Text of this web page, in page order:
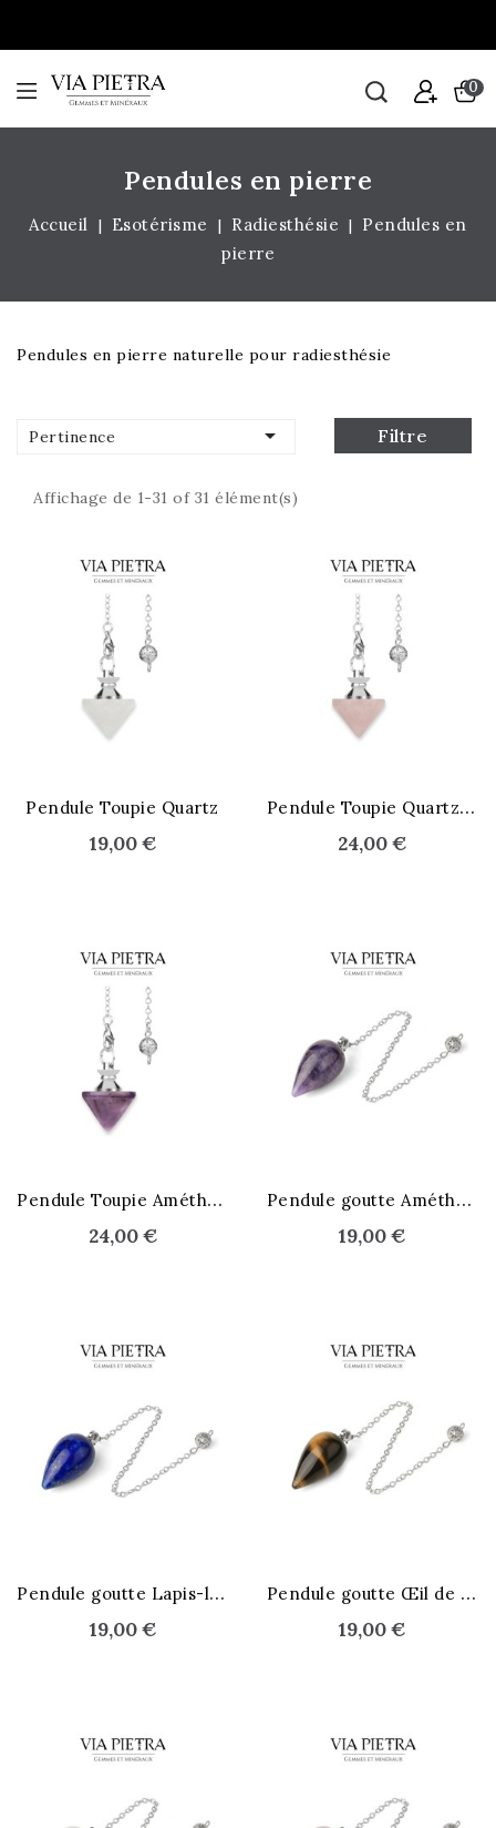
0
Pendules en pierre
Accueil Esotérisme Radiesthésie
Pendules en
pierre
Pendules en pierre naturelle pour radiesthésie
Pertinence  Filtre
Affichage de 1-31 of 31 élément(s)
Pendule Toupie Quartz
19,00 €
P
endule Toupie Quartz rose
24,00 €
P
endule Toupie Améthyste
24,00 €
P
endule goutte Améthyste
19,00 €
P
endule goutte Lapis-lazuli
19,00 €
P
endule goutte Œil de Tigre
19,00 €